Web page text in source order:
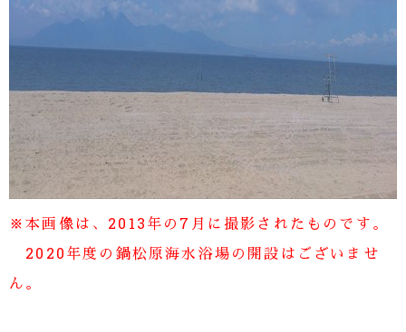
※本画像は、2013年の7月に撮影されたものです。
2020年度の鍋松原海水浴場の開設はございませ
ん。